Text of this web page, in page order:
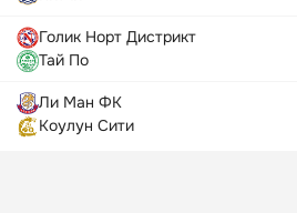
Голик Норт Дистрикт
Тай По
Ли Ман ФК
Коулун Сити